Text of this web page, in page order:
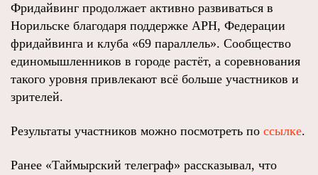
Фридайвинг продолжает активно развиваться в
Норильске благодаря поддержке АРН, Федерации
фридайвинга и клуба «69 параллель». Сообщество
единомышленников в городе растёт, а соревнования
такого уровня привлекают всё больше участников и
зрителей.
Результаты участников можно посмотреть по ссылке.
Ранее «Таймырский телеграф» рассказывал, что